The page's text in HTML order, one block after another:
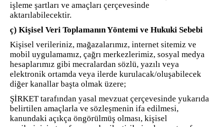
işleme şartları ve amaçları çerçevesinde
aktarılabilecektir.
ç) Kişisel Veri Toplamanın Yöntemi ve Hukuki Sebebi
Kişisel verileriniz, mağazalarımız, internet sitemiz ve
mobil uygulamamız, çağrı merkezlerimiz, sosyal medya
hesaplarımız gibi mecralardan sözlü, yazılı veya
elektronik ortamda veya ilerde kurulacak/oluşabilecek
diğer kanallar başta olmak üzere;
ŞİRKET tarafından yasal mevzuat çerçevesinde yukarıda
belirtilen amaçlarla ve sözleşmenin ifa edilmesi,
kanundaki açıkça öngörülmüş olması, kişisel